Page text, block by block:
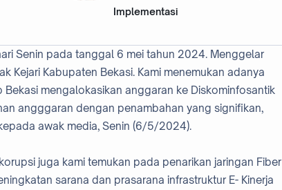
Implementasi
Senin pada tanggal 6 mei tahun 2024. Menggelar
Kejari Kabupaten Bekasi. Kami menemukan adanya
mengalokasikan anggaran ke Diskominfosantik
angggaran dengan penambahan yang signifikan,
awak media, Senin (6/5/2024).
juga kami temukan pada penarikan jaringan Fiber
sarana dan prasarana infrastruktur E- Kinerja